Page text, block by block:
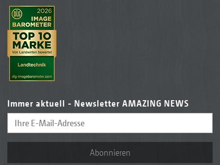
Immer aktuell - Newsletter AMAZING NEWS
Abonnieren